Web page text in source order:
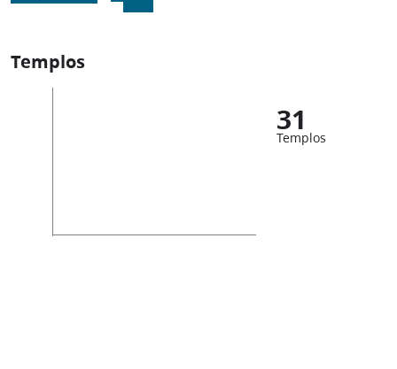
Templos
31
Templos